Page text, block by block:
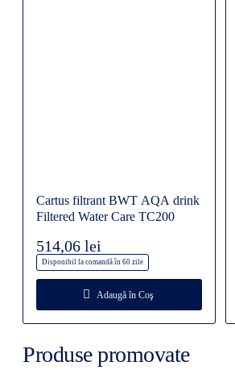
Cartus filtrant BWT AQA drink
Filtered Water Care TC200
Disponibil la comandă în 60 zile
514,06 lei
Adaugă în Coş
Produse promovate